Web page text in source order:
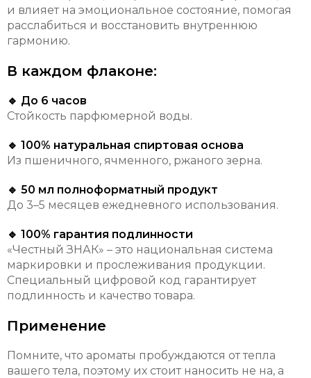
и влияет на эмоциональное состояние, помогая
расслабиться и восстановить внутреннюю
гармонию.
В каждом флаконе:
🔹 До 6 часов
Стойкость парфюмерной воды.
🔹 100% натуральная спиртовая основа
Из пшеничного, ячменного, ржаного зерна.
🔹 50 мл полноформатный продукт
До 3–5 месяцев ежедневного использования.
🔹 100% гарантия подлинности
«Честный ЗНАК» – это национальная система
маркировки и прослеживания продукции.
Специальный цифровой код гарантирует
подлинность и качество товара.
Применение
Помните, что ароматы пробуждаются от тепла
вашего тела, поэтому их стоит наносить не на, а